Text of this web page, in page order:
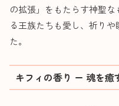
の拡張」をもたらす神聖
る王族たちも愛し、祈り
た。
キフィの香り ー 魂を癒